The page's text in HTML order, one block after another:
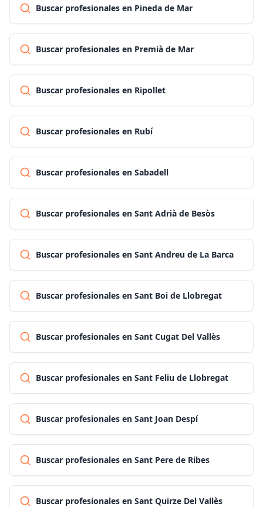
Buscar profesionales en Pineda de Mar
Buscar profesionales en Premià de Mar
Buscar profesionales en Ripollet
Buscar profesionales en Rubí
Buscar profesionales en Sabadell
Buscar profesionales en Sant Adrià de Besòs
Buscar profesionales en Sant Andreu de La Barca
Buscar profesionales en Sant Boi de Llobregat
Buscar profesionales en Sant Cugat Del Vallès
Buscar profesionales en Sant Feliu de Llobregat
Buscar profesionales en Sant Joan Despí
Buscar profesionales en Sant Pere de Ribes
Buscar profesionales en Sant Quirze Del Vallès